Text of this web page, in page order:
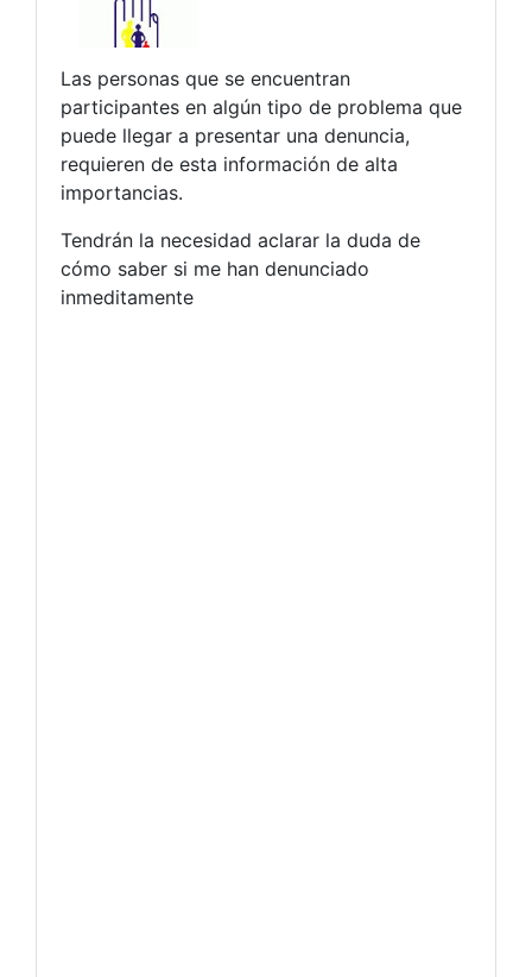
Las personas que se encuentran
participantes en algún tipo de problema que
puede llegar a presentar una denuncia,
requieren de esta información de alta
importancias.
Tendrán la necesidad aclarar la duda de
cómo saber si me han denunciado
inmeditamente